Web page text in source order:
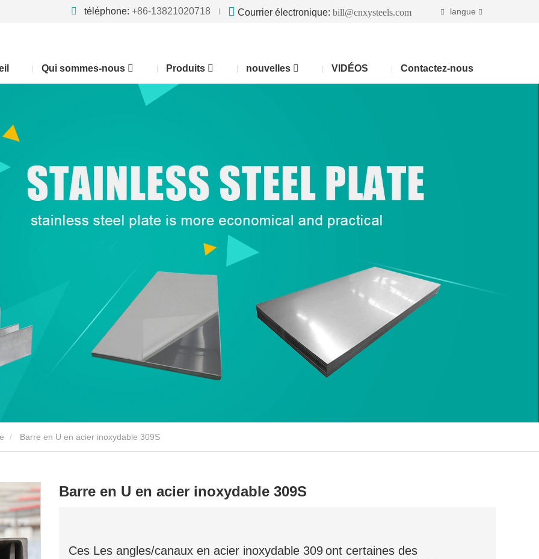
téléphone: +86-13821020718 Courrier électronique: bill@cnxysteels.com langue
Qui sommes-nous Produits nouvelles VIDÉOS Contactez-nous
Barre en U en acier inoxydable 309S
Barre en U en acier inoxydable 309S
Ces Les angles/canaux en acier inoxydable 309ont certaines des